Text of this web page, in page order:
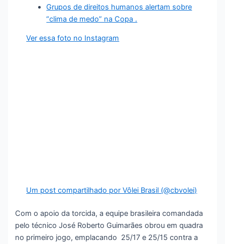
Grupos de direitos humanos alertam sobre
“clima de medo” na Copa .
Ver essa foto no Instagram
Um post compartilhado por Vôlei Brasil (@cbvolei)
Com o apoio da torcida, a equipe brasileira comandada
pelo técnico José Roberto Guimarães obrou em quadra
no primeiro jogo, emplacando 25/17 e 25/15 contra a